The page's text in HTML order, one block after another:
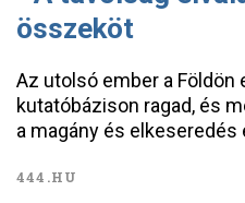
összeköt
Az utolsó ember a Földön
kutatóbázison ragad, és
a magány és elkeseredés
444.HU